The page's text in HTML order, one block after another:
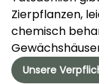
Zierpflanzen,
chemisch
Unsere